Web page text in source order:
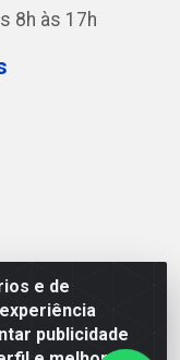
e de
publicidade
8h às 17h
4585 – São
000 - CNPJ